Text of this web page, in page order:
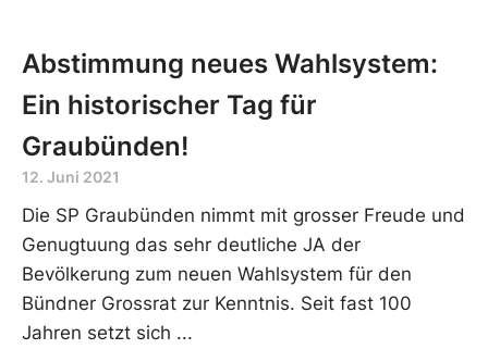
Abstimmung neues Wahlsystem:
Ein historischer Tag für
Graubünden!
12. Juni 2021
Die SP Graubünden nimmt mit grosser Freude und
Genugtuung das sehr deutliche JA der
Bevölkerung zum neuen Wahlsystem für den
Bündner Grossrat zur Kenntnis. Seit fast 100
Jahren setzt sich